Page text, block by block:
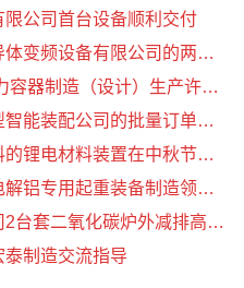
公司首台设备顺利交付
湖南宏泰承接的湖南某半导体变频设备有限公司的两套压力炉壳顺利交付
湖南宏泰制造取得了A2压力容器制造（设计）生产许可证以及通过了“ISO三体系认证”审核
湖南宏泰承接的国内某大型智能装配公司的批量订单全部交检完成交付
湖南宏泰承接国内某新材料的锂电材料装置在中秋节前顺利完工发货
湖南宏泰承接国内某高端电解铝专用起重装备制造领军企业的4台设备顺利交付
湖南宏泰承接的加拿大公司2台套二氧化碳炉外减排高压反应器催化剂篮设备顺利交付
制造交流指导